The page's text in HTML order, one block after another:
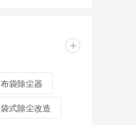
+
布袋除尘器
袋式除尘改造